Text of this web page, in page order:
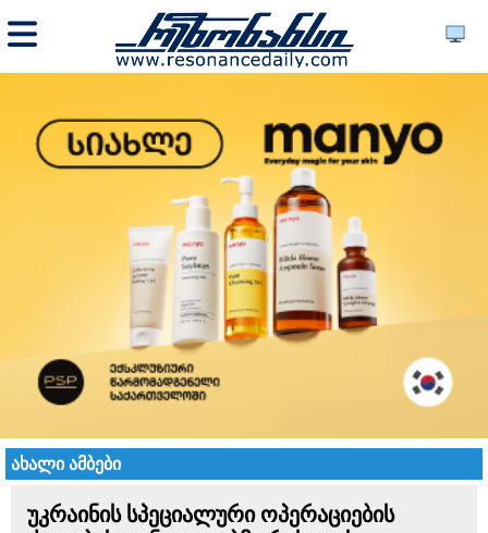
ახალი ამბები
უკრაინის სპეციალური ოპერაციების